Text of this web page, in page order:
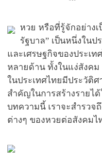
หวย หรือที่รู้จักอย่าง
รัฐบาล” เป็นหนึ่งใน
และเศรษฐกิจของประเ
หลายด้าน ทั้งในแง่สังค
ในประเทศไทยมีประวัติ
สำคัญในการสร้างรายไ
บทความนี้ เราจะสำรวจ
ต่างๆ ของหวยต่อสังคมไ